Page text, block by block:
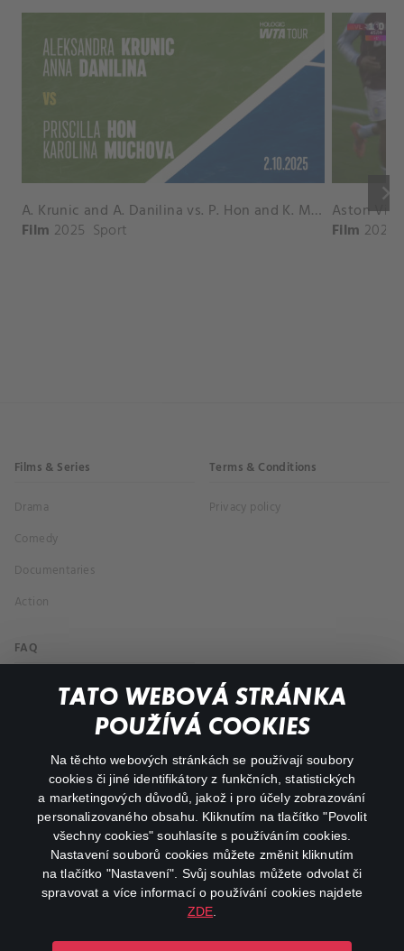
TATO WEBOVÁ STRÁNKA
POUŽÍVÁ COOKIES
Na těchto webových stránkách se používají soubory
cookies či jiné identifikátory z funkčních, statistických
a marketingových důvodů, jakož i pro účely zobrazování
personalizovaného obsahu. Kliknutím na tlačítko "Povolit
všechny cookies" souhlasíte s používáním cookies.
Nastavení souborů cookies můžete změnit kliknutím
na tlačítko "Nastavení". Svůj souhlas můžete odvolat či
spravovat a více informací o používání cookies najdete
ZDE
keyboard_arrow_right
A. Krunic and A. Danilina vs. P. Hon and K. Muchova Match Highlights - BEIJING_Capital Group Diamond ( October 02, 2025)
Film 2025 Sport Film 2026
Films & Series
Drama
Comedy
Documentaries
Action
Terms & Conditions
Privacy policy
FAQ
My profile
facebookinstagram
youtube